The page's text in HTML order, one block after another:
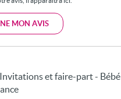
MON AVIS
et faire-part -